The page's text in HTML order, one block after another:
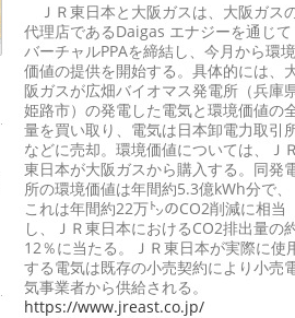
ＪＲ東日本と大阪ガスは、大阪ガス
代理店であるDaigas エナジーを通じて
バーチャルPPAを締結し、今月から環境
価値の提供を開始する。具体的には、
阪ガスが広畑バイオマス発電所（兵庫
姫路市）の発電した電気と環境価値の
量を買い取り、電気は日本卸電力取引
などに売却。環境価値については、ＪＲ
東日本が大阪ガスから購入する。同発
所の環境価値は年間約5.3億kWh分で、
これは年間約22万㌧のCO2削減に相当
し、ＪＲ東日本におけるCO2排出量の
12％に当たる。ＪＲ東日本が実際に使
する電気は既存の小売契約により小売
気事業者から供給される。
https://www.jreast.co.jp/